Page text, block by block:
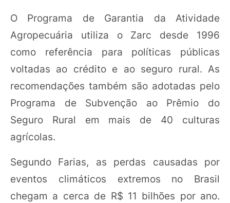
O Programa de Garantia da Atividade
Agropecuária utiliza o Zarc desde 1996
como referência para políticas públicas
voltadas ao crédito e ao seguro rural. As
recomendações também são adotadas pelo
Programa de Subvenção ao Prêmio do
Seguro Rural em mais de 40 culturas
agrícolas.
Segundo Farias, as perdas causadas por
eventos climáticos extremos no Brasil
chegam a cerca de R$ 11 bilhões por ano.